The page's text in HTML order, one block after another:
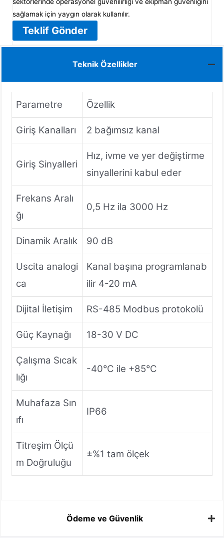
sağlamak için yaygın olarak kullanılır.
Teklif Gönder
Teknik Özellikler
Parametre Özellik
Giriş Kanalları 2 bağımsız kanal
Giriş Sinyalleri
Hız, ivme ve yer değiştirme
sinyallerini kabul eder
Frekans Aralı
ğı
0,5 Hz ila 3000 Hz
Dinamik Aralık 90 dB
Uscita analogi
ca
Kanal başına programlanab
ilir 4-20 mA
Dijital İletişim RS-485 Modbus protokolü
Güç Kaynağı 18-30 V DC
Çalışma Sıcak
lığı
-40°C ile +85°C
Muhafaza Sın
ıfı
IP66
Titreşim Ölçü
m Doğruluğu
±%1 tam ölçek
Ödeme ve Güvenlik